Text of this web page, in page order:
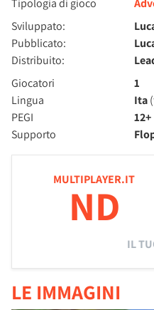
Tipologia di gioco
Sviluppato:
Pubblicato:
Distribuito:
Giocatori
1
Lingua
Ita
PEGI
12+
Supporto
MULTIPLAYER.IT
ND
IL
LE IMMAGINI